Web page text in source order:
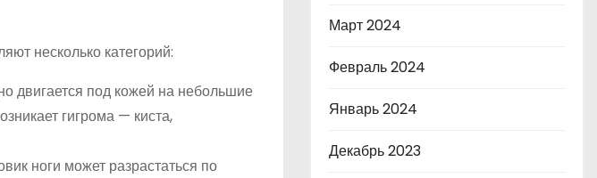
несколько категорий:
двигается под кожей на небольшие
гигрома — киста,
ноги может разрастаться по
Март 2024
Февраль 2024
Январь 2024
Декабрь 2023